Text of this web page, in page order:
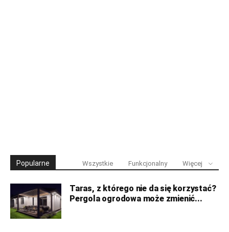
Popularne Wszystkie Funkcjonalny Więcej
Taras, z którego nie da się korzystać?
Pergola ogrodowa może zmienić...